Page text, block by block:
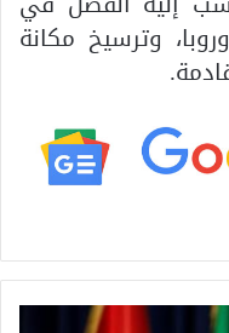
وترسيخ مكانة